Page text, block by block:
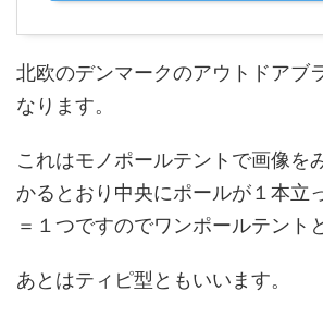
北欧のデンマークのアウトドアブ
なります。
これはモノポールテントで画像を
かるとおり中央にポールが１本立
＝１つですのでワンポールテント
あとはティピ型ともいいます。